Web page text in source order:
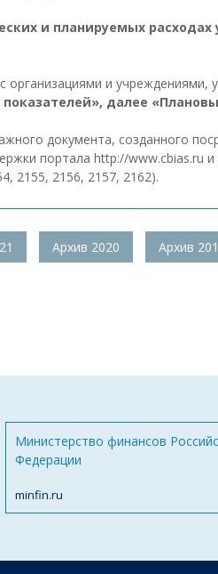
и планируемых
и
далее
документа, созданного
портала http://www.cbias.ru
2155, 2156, 2157, 2162).
Архив 2020 Архив
Министерство финансов
Федерации
minfin.ru